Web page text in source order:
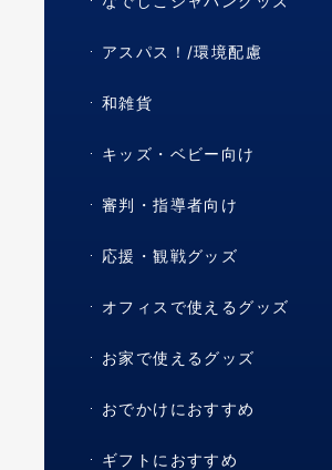
アスパス！/環境配慮
和雑貨
キッズ・ベビー向け
審判・指導者向け
応援・観戦グッズ
オフィスで使えるグッズ
お家で使えるグッズ
おでかけにおすすめ
ギフトにおすすめ